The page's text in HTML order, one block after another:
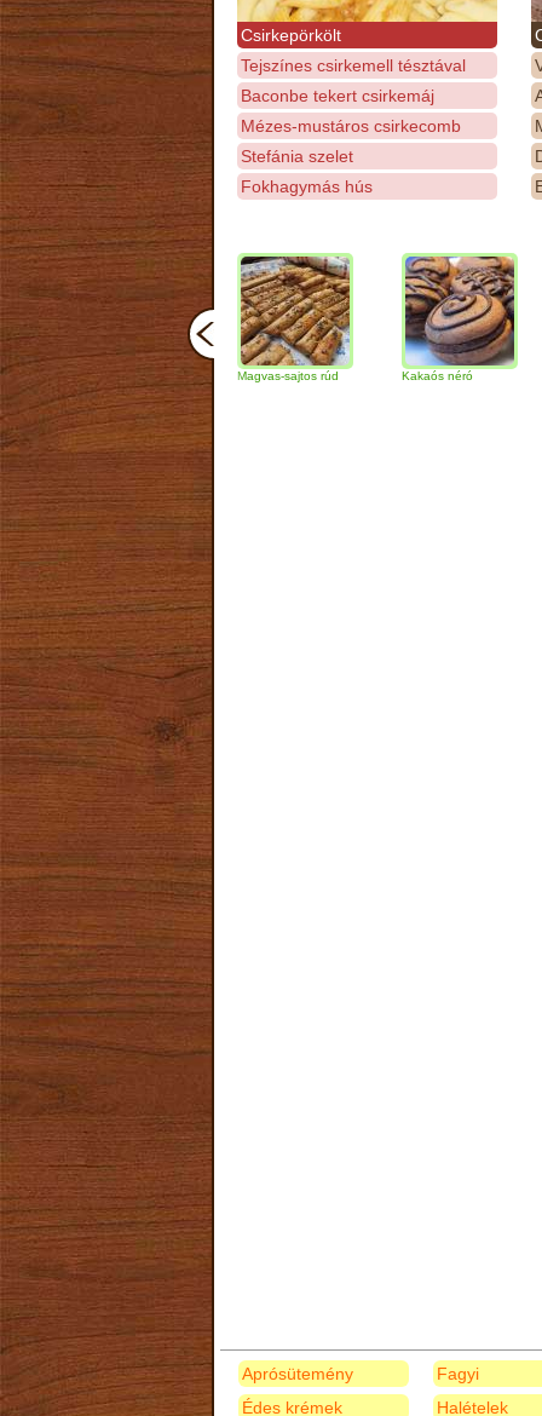
Csirkepörkölt
Tejszínes csirkemell tésztával
Baconbe tekert csirkemáj
Mézes-mustáros csirkecomb
Stefánia szelet
Fokhagymás hús
Csokoládés-diós
szendvics
Magvas-sajtos rúd Kakaós néró
Aprósütemény
Édes krémek
Fagyi
Halételek